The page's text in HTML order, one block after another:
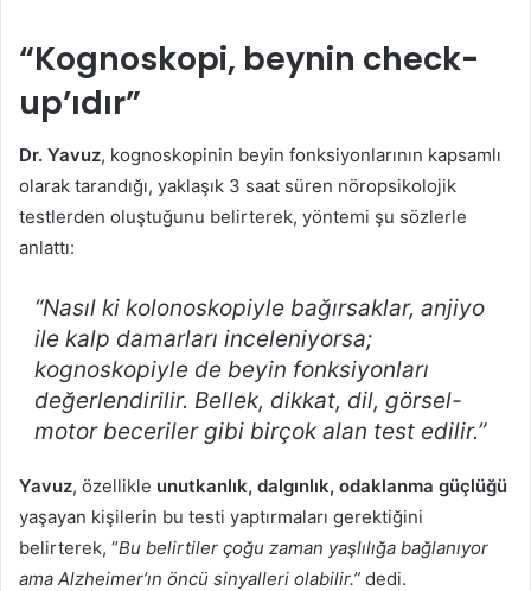
“Kognoskopi, beynin check-
up’ıdır”
Dr. Yavuz, kognoskopinin beyin fonksiyonlarının kapsamlı
olarak tarandığı, yaklaşık 3 saat süren nöropsikolojik
testlerden oluştuğunu belirterek, yöntemi şu sözlerle
anlattı:
“Nasıl ki kolonoskopiyle bağırsaklar, anjiyo
ile kalp damarları inceleniyorsa;
kognoskopiyle de beyin fonksiyonları
değerlendirilir. Bellek, dikkat, dil, görsel-
motor beceriler gibi birçok alan test edilir.”
Yavuz, özellikle unutkanlık, dalgınlık, odaklanma güçlüğü
yaşayan kişilerin bu testi yaptırmaları gerektiğini
belirterek, “Bu belirtiler çoğu zaman yaşlılığa bağlanıyor
ama Alzheimer’ın öncü sinyalleri olabilir.” dedi.